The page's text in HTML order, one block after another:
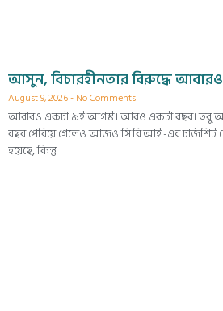
আসুন, বিচারহীনতার বিরুদ্ধে আবারও
August 9, 2026 No Comments
আবারও একটা ৯ই আগস্ট। আরও একটা বছর। তবু
বছর পেরিয়ে গেলেও আজও সি.বি.আই.-এর চার্জশিট
হয়েছে, কিন্তু